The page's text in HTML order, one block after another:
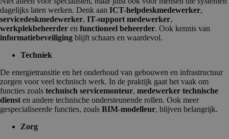
dagelijks laten werken. Denk aan ICT-helpdeskmedewerker,
servicedeskmedewerker, IT-support medewerker,
werkplekbeheerder en functioneel beheerder. Ook kennis van
informatiebeveiliging blijft schaars en waardevol.
Techniek
De energietransitie en het onderhoud van gebouwen en infrastructuur
zorgen voor veel technisch werk. In de praktijk gaat het vaak om
functies zoals technisch servicemonteur, medewerker technische
dienst en andere technische ondersteunende rollen. Ook meer
gespecialiseerde functies, zoals BIM-modelleur, blijven belangrijk.
Zorg